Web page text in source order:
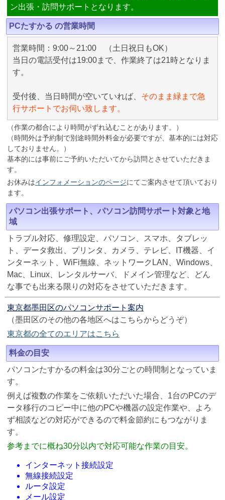
ン出張・訪問サポートとなります。
PCたすかる の営業時間
営業時間：9:00～21:00 （土日祝日もOK）
当日の電話受付は19:00まで、作業終了は21時となりま
す。
受付後、当日時間が空いていれば、 そのまま緑まで急
行サポートでお伺い致します。
（作業の都合により時間がずれ込むことがあります。）
（時間外は予約制で別途時間外料金が必要ですが、基本的には対応
しておりません。）
基本的には事前にご予約いただいてから訪問とさせていただきま
す。
お休みはインフォメーションのページにてご案内させて頂いており
ます。
パソコン出張サポート、パソコン訪問サポート対象と地
域
トラブル対応、修理設定、パソコン、スマホ、タブレッ
ト、データ救出、プリンタ、カメラ、テレビ、IT機器、イ
ンターネット、WiFi無線、ネットワークLAN、Windows、
Mac、Linux、レンタルサーバ、ドメイン管理など、どん
な事でも出来る限りの対応をさせていただきます。
東京都墨田区のパソコンサポート案内
（墨田区のその他の各地区へはこちらからどうぞ）
東京都の全てのエリアはこちら
料金の目安
パソコンたすかるの料金は30分ごとの時間制となっていま
す。
例えば複数の作業をご依頼いただいた場合、1台のPCのデ
ータ移行のコピー中に他のPCや機器の設定作業や、よろ
ず相談などの対応ができるので料金節約にもつながりま
す。
参考までに概ね30分以内で対応可能な作業の目安。
インターネット接続設定
無線接続設定
ルータ設定
メール設定